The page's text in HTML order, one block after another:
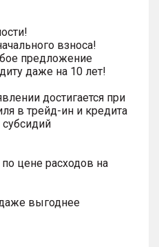
взноса!
предложение
даже на 10 лет!
достигается при
в трейд-ин и кредита
цене расходов на
выгоднее